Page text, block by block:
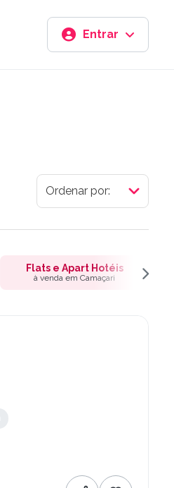
Entrar
Flats e Apart Hotéis
à venda em Camaçari